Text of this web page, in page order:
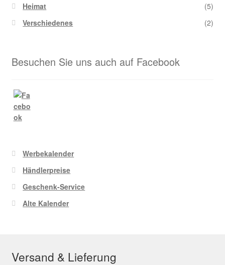
Heimat
(5)
Verschiedenes
(2)
Besuchen Sie uns auch auf Facebook
Werbekalender
Händlerpreise
Geschenk-Service
Alte Kalender
Versand & Lieferung